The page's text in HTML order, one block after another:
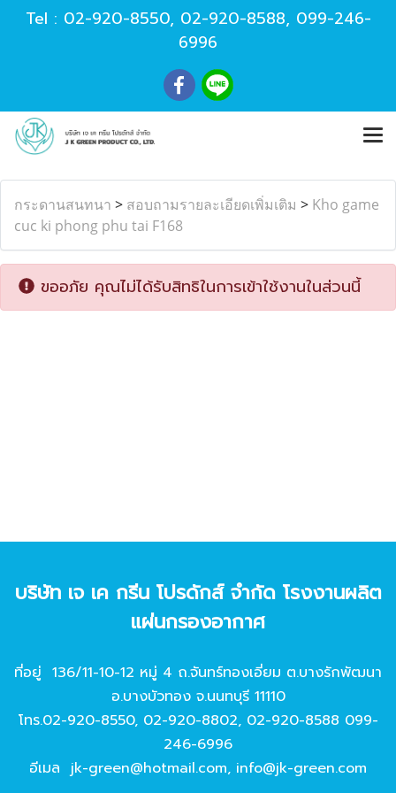
Tel : 02-920-8550, 02-920-8588, 099-246-
6996
กระดานสนทนา > สอบถามรายละเอียดเพิ่มเติม > Kho game
cuc ki phong phu tai F168
ขออภัย คุณไม่ได้รับสิทธิในการเข้าใช้งานในส่วนนี้
บริษัท เจ เค กรีน โปรดักส์ จํากัด โรงงานผลิต
แผ่นกรองอากาศ
ที่อยู่ 136/11-10-12 หมู่ 4 ถ.จันทร์ทองเอี่ยม ต.บางรักพัฒนา
อ.บางบัวทอง จ.นนทบุรี 11110
โทร.02-920-8550, 02-920-8802, 02-920-8588 099-
246-6996
อีเมล jk-green@hotmail.com, info@jk-green.com